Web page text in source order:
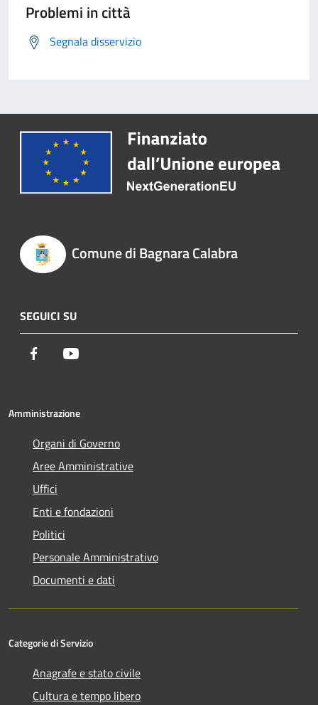
Problemi in città
Segnala disservizio
Comune di Bagnara Calabra
SEGUICI SU
Facebook
Amministrazione
Organi di Governo
Aree Amministrative
Uffici
Enti e fondazioni
Politici
Personale Amministrativo
Documenti e dati
Categorie di Servizio
Anagrafe e stato civile
Cultura e tempo libero